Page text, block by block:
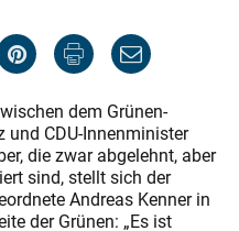
dem Grünen-
CDU-Innenminister
die zwar abgelehnt, aber
sind, stellt sich der
Andreas Kenner in
der Grünen: „Es ist